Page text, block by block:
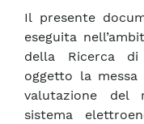
Il presente
eseguita
della Ricerca di
oggetto la
valutazione
sistema